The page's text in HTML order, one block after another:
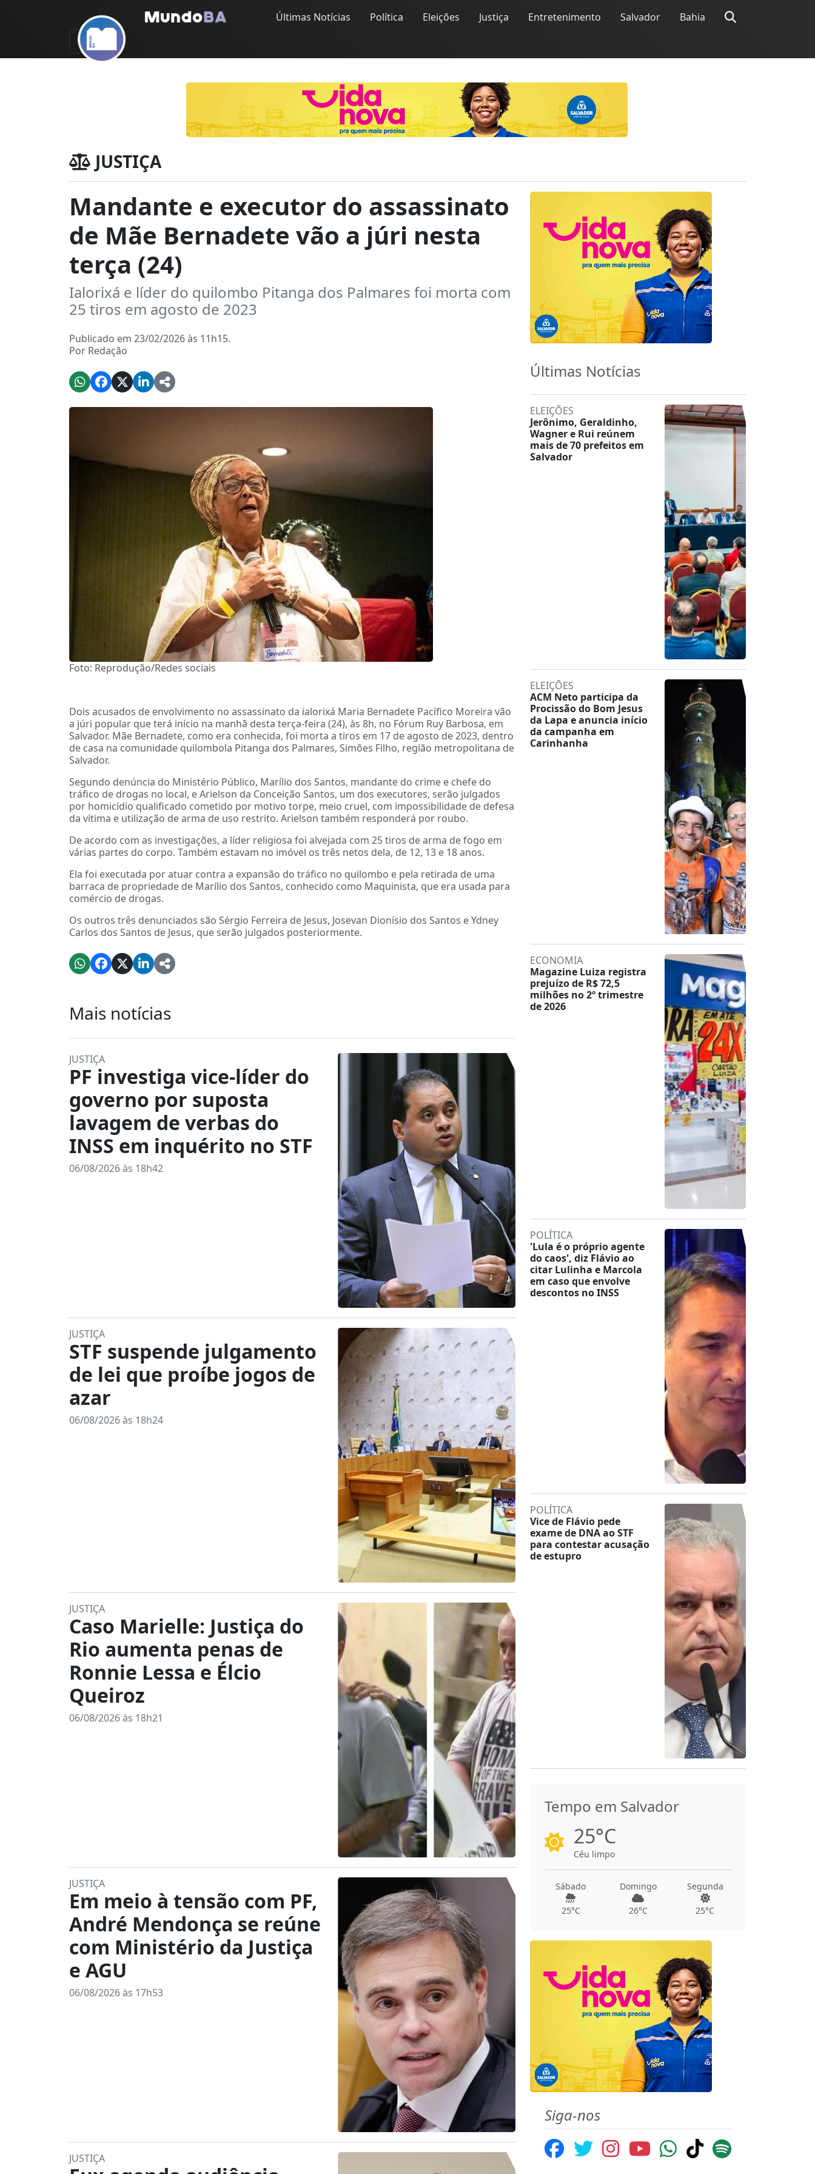
Últimas Notícias Política Eleições Justiça Entretenimento Salvador Bahia
JUSTIÇA
Mandante e executor do assassinato
de Mãe Bernadete vão a júri nesta
terça (24)
Ialorixá e líder do quilombo Pitanga dos Palmares foi morta com
25 tiros em agosto de 2023
Publicado em 23/02/2026 às 11h15.
Por Redação
Foto: Reprodução/Redes sociais
Dois acusados de envolvimento no assassinato da ialorixá Maria Bernadete Pacífico Moreira vão
a júri popular que terá início na manhã desta terça-feira (24), às 8h, no Fórum Ruy Barbosa, em
Salvador. Mãe Bernadete, como era conhecida, foi morta a tiros em 17 de agosto de 2023, dentro
de casa na comunidade quilombola Pitanga dos Palmares, Simões Filho, região metropolitana de
Salvador.
Segundo denúncia do Ministério Público, Marílio dos Santos, mandante do crime e chefe do
tráfico de drogas no local, e Arielson da Conceição Santos, um dos executores, serão julgados
por homicídio qualificado cometido por motivo torpe, meio cruel, com impossibilidade de defesa
da vítima e utilização de arma de uso restrito. Arielson também responderá por roubo.
De acordo com as investigações, a líder religiosa foi alvejada com 25 tiros de arma de fogo em
várias partes do corpo. Também estavam no imóvel os três netos dela, de 12, 13 e 18 anos.
Ela foi executada por atuar contra a expansão do tráfico no quilombo e pela retirada de uma
barraca de propriedade de Marílio dos Santos, conhecido como Maquinista, que era usada para
comércio de drogas.
Os outros três denunciados são Sérgio Ferreira de Jesus, Josevan Dionísio dos Santos e Ydney
Carlos dos Santos de Jesus, que serão julgados posteriormente.
Mais notícias
JUSTIÇA
PF investiga vice-líder do
governo por suposta
lavagem de verbas do
INSS em inquérito no STF
06/08/2026 às 18h42
JUSTIÇA
STF suspende julgamento
de lei que proíbe jogos de
azar
06/08/2026 às 18h24
JUSTIÇA
Caso Marielle: Justiça do
Rio aumenta penas de
Ronnie Lessa e Élcio
Queiroz
06/08/2026 às 18h21
JUSTIÇA
Em meio à tensão com PF,
André Mendonça se reúne
com Ministério da Justiça
e AGU
06/08/2026 às 17h53
JUSTIÇA
Últimas Notícias
ELEIÇÕES
Jerônimo, Geraldinho,
Wagner e Rui reúnem
mais de 70 prefeitos em
Salvador
ELEIÇÕES
ACM Neto participa da
Procissão do Bom Jesus
da Lapa e anuncia início
da campanha em
Carinhanha
ECONOMIA
Magazine Luiza registra
prejuízo de R$ 72,5
milhões no 2º trimestre
de 2026
POLÍTICA
'Lula é o próprio agente
do caos', diz Flávio ao
citar Lulinha e Marcola
em caso que envolve
descontos no INSS
POLÍTICA
Vice de Flávio pede
exame de DNA ao STF
para contestar acusação
de estupro
Tempo em Salvador
25°C
Céu limpo
Sábado
25°C
Domingo
26°C
Segunda
25°C
Siga-nos